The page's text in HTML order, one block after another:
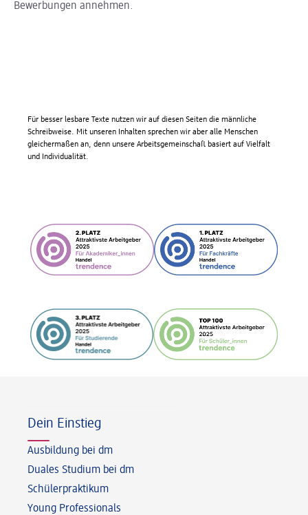
Bewerbungen annehmen.
Für besser lesbare Texte nutzen wir auf diesen Seiten die männliche
Schreibweise. Mit unseren Inhalten sprechen wir aber alle Menschen
gleichermaßen an, denn unsere Arbeitsgemeinschaft basiert auf Vielfalt
und Individualität.
Dein Einstieg
Ausbildung bei dm
Duales Studium bei dm
Schülerpraktikum
Young Professionals